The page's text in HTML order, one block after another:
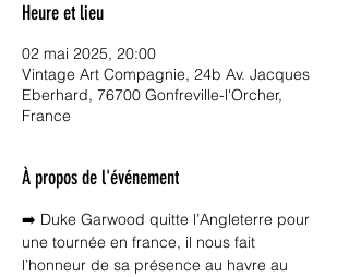
Heure et lieu
02 mai 2025, 20:00
Vintage Art Compagnie, 24b Av. Jacques
Eberhard, 76700 Gonfreville-l'Orcher,
France
À propos de l'événement
➡️ Duke Garwood quitte l’Angleterre pour
une tournée en france, il nous fait
l’honneur de sa présence au havre au